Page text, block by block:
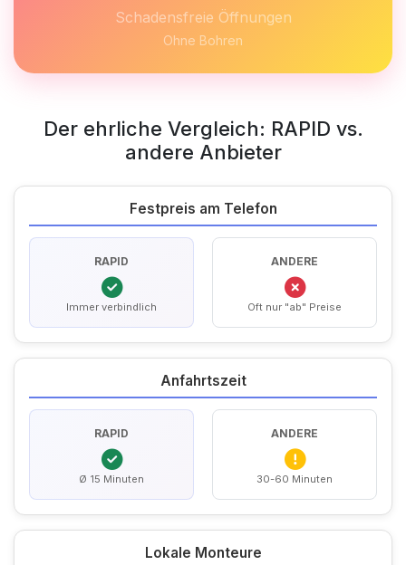
Schadensfreie Öffnungen
Ohne Bohren
Der ehrliche Vergleich: RAPID vs.
andere Anbieter
Festpreis am Telefon
RAPID
Immer verbindlich
ANDERE
Oft nur "ab" Preise
Anfahrtszeit
RAPID
Ø 15 Minuten
ANDERE
30-60 Minuten
Lokale Monteure